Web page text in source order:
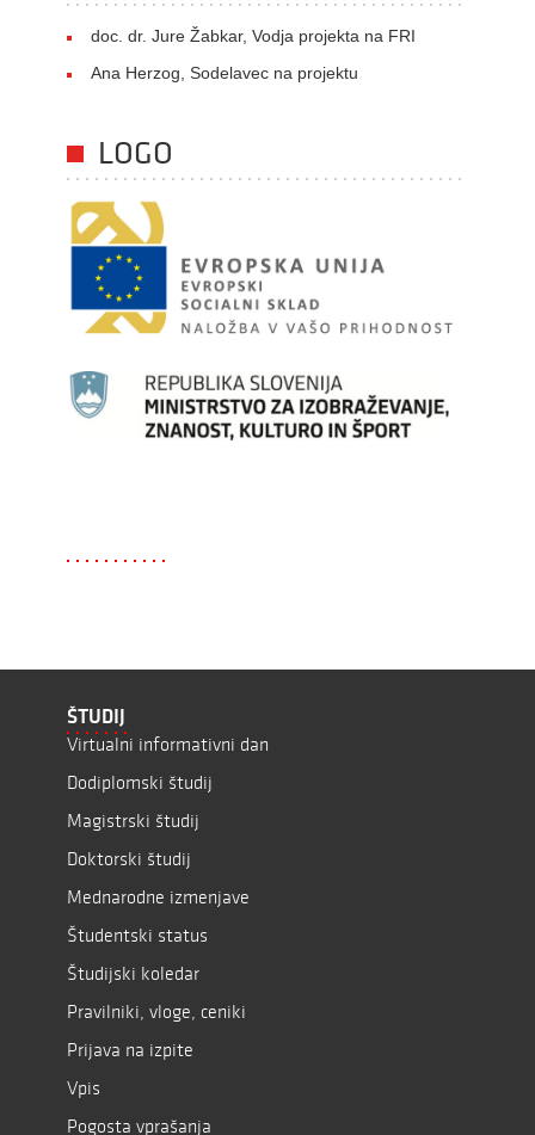
doc. dr. Jure Žabkar, Vodja projekta na FRI
Ana Herzog, Sodelavec na projektu
LOGO
ŠTUDIJ
Virtualni informativni dan
Dodiplomski študij
Magistrski študij
Doktorski študij
Mednarodne izmenjave
Študentski status
Študijski koledar
Pravilniki, vloge, ceniki
Prijava na izpite
Vpis
Pogosta vprašanja